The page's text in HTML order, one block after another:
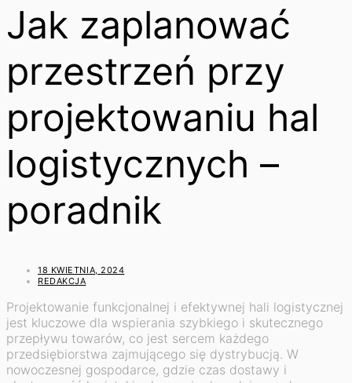
Jak zaplanować
przestrzeń przy
projektowaniu hal
logistycznych –
poradnik
18 KWIETNIA, 2024
REDAKCJA
Projektowanie funkcjonalnej i efektywnej hali logistycznej
jest kluczowe dla wspierania szybkiego i skutecznego
przepływu towarów, co jest sercem każdego
przedsiębiorstwa zajmującego się dystrybucją. W
nowoczesnej gospodarce, gdzie czas dostawy i